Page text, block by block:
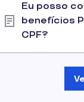
Eu posso
benefícios
CPF?